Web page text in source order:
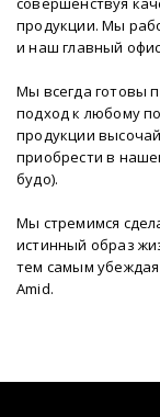
продукции. Мы
и наш главный
Мы всегда готовы
подход к любому
продукции
приобрести в
будо).
Мы стремимся
истинный образ
тем самым
Amid.